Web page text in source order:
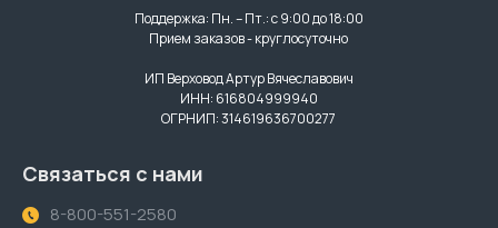
Поддержка: Пн. – Пт.: с 9:00 до 18:00
Прием заказов - круглосуточно
ИП Верховод Артур Вячеславович
ИНН: 616804999940
ОГРНИП: 314619636700277
Связаться с нами
8-800-551-2580